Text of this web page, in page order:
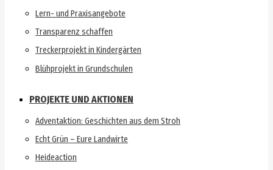
Lern- und Praxisangebote
Transparenz schaffen
Treckerprojekt in Kindergärten
Blühprojekt in Grundschulen
PROJEKTE UND AKTIONEN
Adventaktion: Geschichten aus dem Stroh
Echt Grün – Eure Landwirte
Heideaction